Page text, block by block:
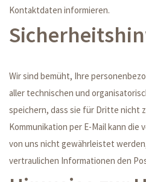
Kontaktdaten informieren.
Wir sind bemüht, Ihre
aller technischen und
speichern, dass sie für Dritte nicht
Kommunikation per E-Mail kann
von uns nicht gewährleistet
vertraulichen Informationen den